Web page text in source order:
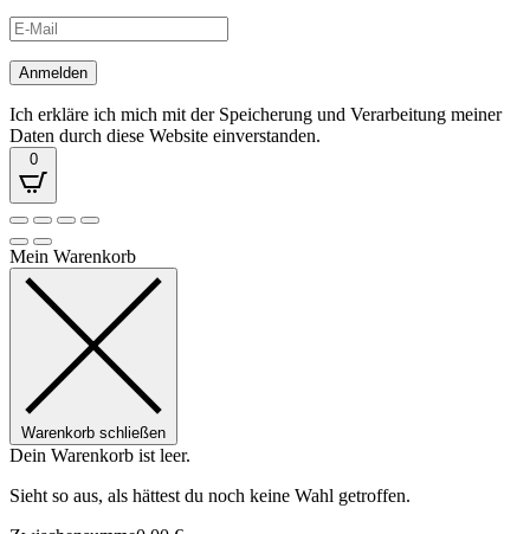
Ich erkläre ich mich mit der Speicherung und Verarbeitung meiner
Daten durch diese Website einverstanden.
0
Mein Warenkorb
Warenkorb schließen
Dein Warenkorb ist leer.
Sieht so aus, als hättest du noch keine Wahl getroffen.